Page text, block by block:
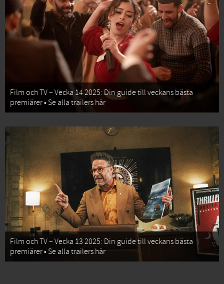
Film och TV – Vecka 14 2025: Din guide till veckans bästa
premiärer • Se alla trailers här
Film och TV – Vecka 13 2025: Din guide till veckans bästa
premiärer • Se alla trailers här